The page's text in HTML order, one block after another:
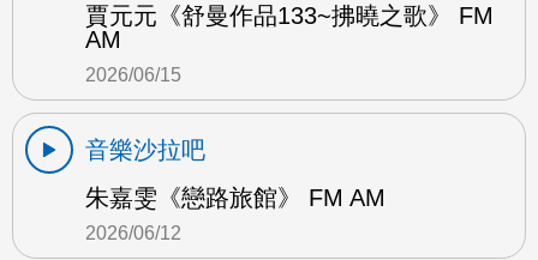
賈元元《舒曼作品133~拂曉之歌》 FM
AM
2026/06/15
音樂沙拉吧
朱嘉雯《戀路旅館》 FM AM
2026/06/12